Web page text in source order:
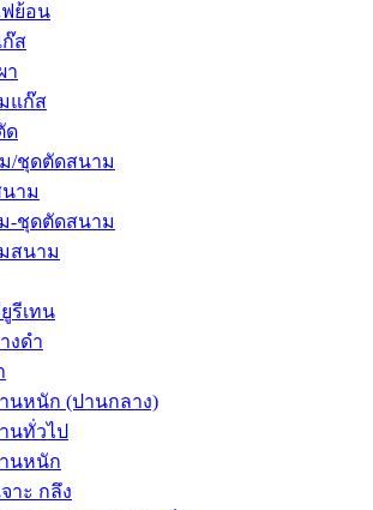
ย้อน
ส
า
แก๊ส
ด
/ชุดตัดสนาม
าม
-ชุดตัดสนาม
สนาม
รีเทน
งดำ
นหนัก (ปานกลาง)
นทั่วไป
นหนัก
าะ กลึง